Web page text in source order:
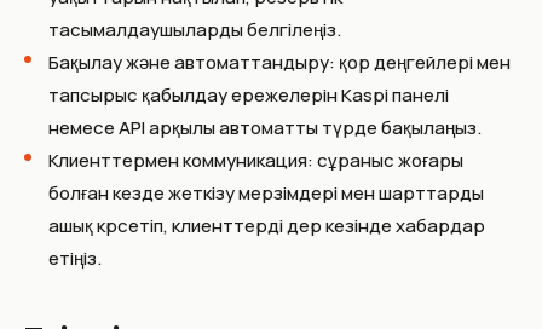
тасымалдаушыларды белгілеңіз.
Бақылау және автоматтандыру: қор деңгейлері мен
тапсырыс қабылдау ережелерін Kaspi панелі
немесе API арқылы автоматты түрде бақылаңыз.
Клиенттермен коммуникация: сұраныс жоғары
болған кезде жеткізу мерзімдері мен шарттарды
ашық көрсетіп, клиенттерді дер кезінде хабардар
етіңіз.